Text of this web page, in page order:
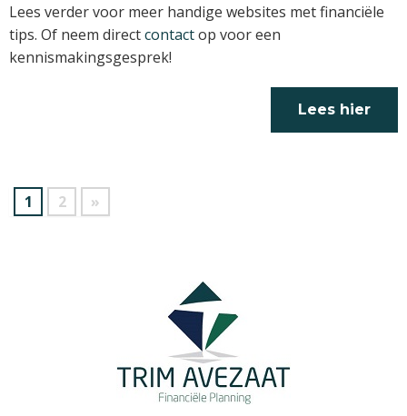
Lees verder voor meer handige websites met financiële
tips. Of neem directcontactop voor een
kennismakingsgesprek!
Lees hier
1 2 »